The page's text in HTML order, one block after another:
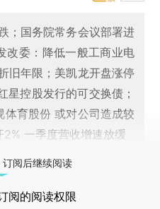
；国务院常务会议部署进
改委：降低一般工商业电
旧年限；美凯龙开盘涨停
星控股发行的可交换债；
体育股份 或对公司造成较
一季度营收增速放缓
订阅后继续阅读
阅的阅读权限